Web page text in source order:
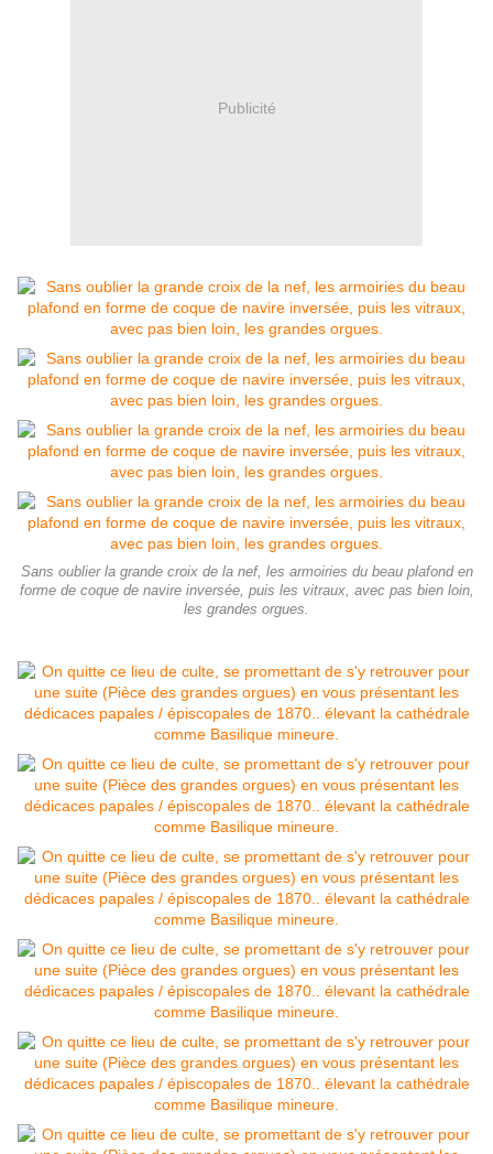
Publicité
Sans oublier la grande croix de la nef, les armoiries du beau plafond en
forme de coque de navire inversée, puis les vitraux, avec pas bien loin,
les grandes orgues.